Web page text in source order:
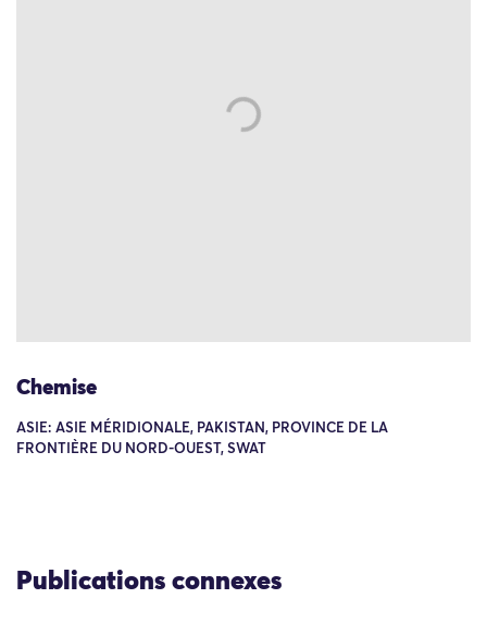
Chemise
ASIE: ASIE MÉRIDIONALE, PAKISTAN, PROVINCE DE LA
FRONTIÈRE DU NORD-OUEST, SWAT
Publications connexes